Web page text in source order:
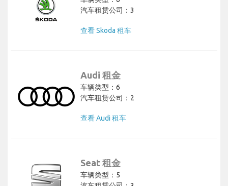
汽车租赁公司：3
查看 Skoda 租车
Audi 租金
车辆类型：6
汽车租赁公司：2
查看 Audi 租车
Seat 租金
车辆类型：5